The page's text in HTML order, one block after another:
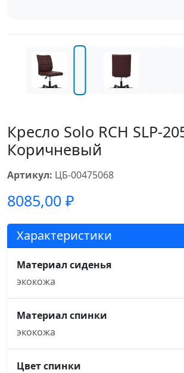
Кресло Solo RCH SLP-
Коричневый
Артикул: ЦБ-00475068
8085,00 ₽
Характеристики
Материал сиденья
экокожа
Материал спинки
экокожа
Цвет спинки